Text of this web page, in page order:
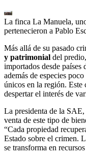
La finca La Manuela,
pertenecieron a Pablo
Más allá de su pasado
y patrimonial del
importados desde
además de especies
únicos en la región. Este
despertar el interés de
La presidenta de la SAE,
venta de este tipo de
“Cada propiedad
Estado sobre el crimen.
se transforma en